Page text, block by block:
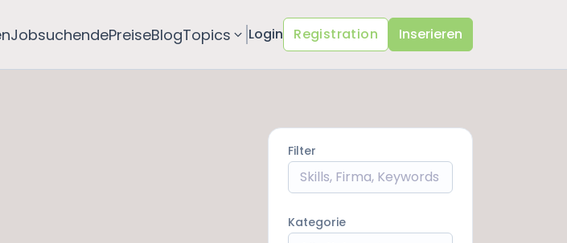
JobsuchendePreiseBlogTopics Login Registration Inserieren
Filter
Kategorie